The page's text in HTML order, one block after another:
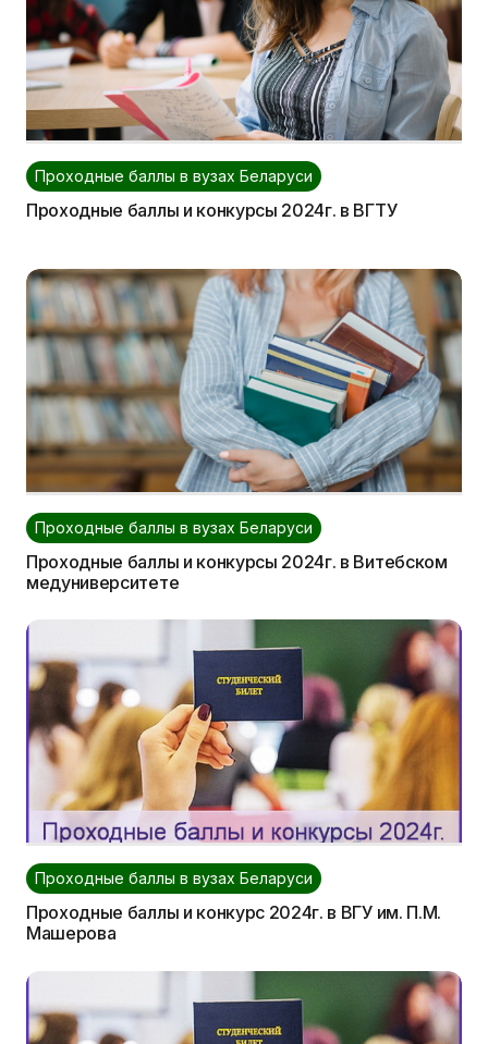
Проходные баллы в вузах Беларуси
Проходные баллы и конкурсы 2024г. в ВГТУ
Проходные баллы в вузах Беларуси
Проходные баллы и конкурсы 2024г. в Витебском
медуниверситете
Проходные баллы в вузах Беларуси
Проходные баллы и конкурс 2024г. в ВГУ им. П.М.
Машерова